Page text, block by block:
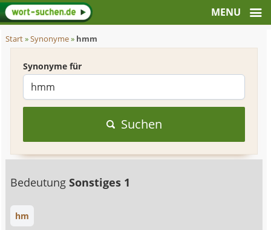
Start»Synonyme» hmm
Synonyme für
Suchen
BedeutungSonstiges 1
hm